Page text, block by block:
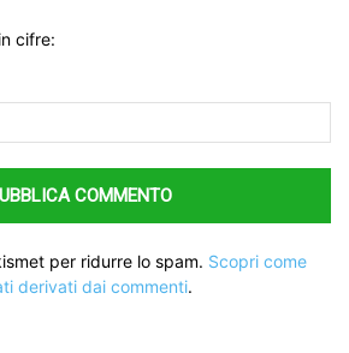
cifre:
per ridurre lo spam. Scopri come
derivati dai commenti.